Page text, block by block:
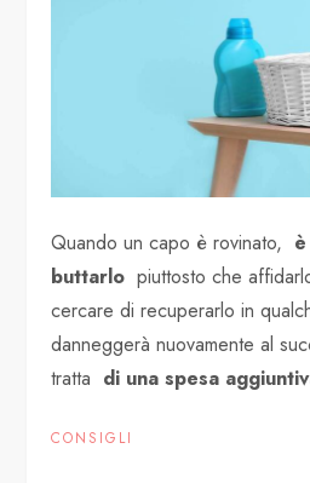
Quando un capo è rovinato,
buttarlo piuttosto che
cercare di recuperarlo in
danneggerà nuovamente al
tratta di una spesa
CONSIGLI